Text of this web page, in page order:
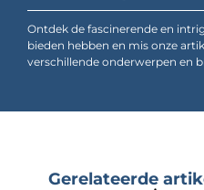
Ontdek de fascinerende en
bieden hebben en mis onze
verschillende onderwerpen en
Gerelateerde